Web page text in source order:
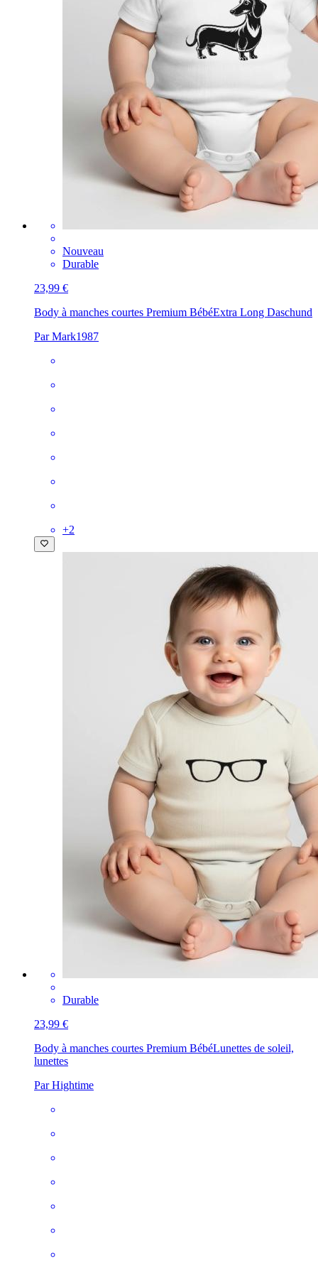
Nouveau
Durable
23,99 €
Body à manches courtes Premium BébéExtra Long Daschund
Par Mark1987
+2
Durable
23,99 €
Body à manches courtes Premium BébéLunettes de soleil,
lunettes
Par Hightime